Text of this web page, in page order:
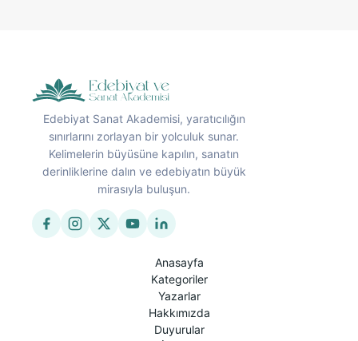
Edebiyat Sanat Akademisi, yaratıcılığın
sınırlarını zorlayan bir yolculuk sunar.
Kelimelerin büyüsüne kapılın, sanatın
derinliklerine dalın ve edebiyatın büyük
mirasıyla buluşun.
Anasayfa
Kategoriler
Yazarlar
Hakkımızda
Duyurular